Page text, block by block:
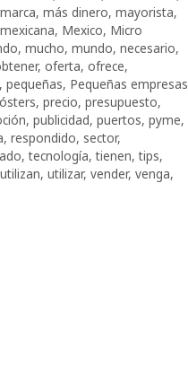
marca, más dinero, mayorista,
mexicana, Mexico, Micro
, mucho, mundo, necesario,
, oferta, ofrece,
, pequeñas, Pequeñas empresas
, precio, presupuesto,
, publicidad, puertos, pyme,
, respondido, sector,
,tecnología,tienen,tips,
utilizan, utilizar, vender, venga,